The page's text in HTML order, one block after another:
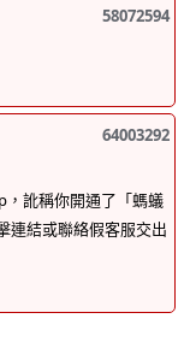
58072594
64003292
訛稱你開通了「螞蟻
連結或聯絡假客服交出